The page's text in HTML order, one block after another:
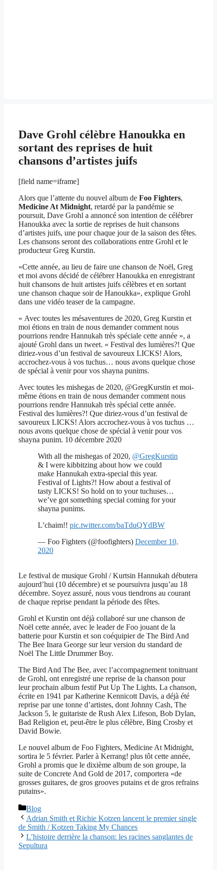
Dave Grohl célèbre Hanoukka en
sortant des reprises de huit
chansons d’artistes juifs
[field name=iframe]
Alors que l’attente du nouvel album de Foo Fighters,
Medicine At Midnight, retardé par la pandémie se
poursuit, Dave Grohl a annoncé son intention de célébrer
Hanoukka avec la sortie de reprises de huit chansons
d’artistes juifs, une pour chaque jour de la saison des fêtes.
Les chansons seront des collaborations entre Grohl et le
producteur Greg Kurstin.
«Cette année, au lieu de faire une chanson de Noël, Greg
et moi avons décidé de célébrer Hanoukka en enregistrant
huit chansons de huit artistes juifs célèbres et en sortant
une chanson chaque soir de Hanoukka», explique Grohl
dans une vidéo teaser de la campagne.
« Avec toutes les mésaventures de 2020, Greg Kurstin et
moi étions en train de nous demander comment nous
pourrions rendre Hannukah très spéciale cette année », a
ajouté Grohl dans un tweet. « Festival des lumières?! Que
diriez-vous d’un festival de savoureux LICKS! Alors,
accrochez-vous à vos tuchus… nous avons quelque chose
de spécial à venir pour vos shayna punims.
Avec toutes les mishegas de 2020, @GregKurstin et moi-
même étions en train de nous demander comment nous
pourrions rendre Hannukah très spécial cette année.
Festival des lumières?! Que diriez-vous d’un festival de
savoureux LICKS! Alors accrochez-vous à vos tuchus …
nous avons quelque chose de spécial à venir pour vos
shayna punim. 10 décembre 2020
With all the mishegas of 2020, @GregKurstin
& I were kibbitzing about how we could
make Hannukah extra-special this year.
Festival of Lights?! How about a festival of
tasty LICKS! So hold on to your tuchuses…
we’ve got something special coming for your
shayna punims.
L’chaim!! pic.twitter.com/baTduQYdBW
— Foo Fighters (@foofighters) December 10,
2020
Le festival de musique Grohl / Kurtsin Hannukah débutera
aujourd’hui (10 décembre) et se poursuivra jusqu’au 18
décembre. Soyez assuré, nous vous tiendrons au courant
de chaque reprise pendant la période des fêtes.
Grohl et Kurstin ont déjà collaboré sur une chanson de
Noël cette année, avec le leader de Foo jouant de la
batterie pour Kurstin et son coéquipier de The Bird And
The Bee Inara George sur leur version du standard de
Noël The Little Drummer Boy.
The Bird And The Bee, avec l’accompagnement tonitruant
de Grohl, ont enregistré une reprise de la chanson pour
leur prochain album festif Put Up The Lights. La chanson,
écrite en 1941 par Katherine Kennicott Davis, a déjà été
reprise par une tonne d’artistes, dont Johnny Cash, The
Jackson 5, le guitariste de Rush Alex Lifeson, Bob Dylan,
Bad Religion et, peut-être le plus célèbre, Bing Crosby et
David Bowie.
Le nouvel album de Foo Fighters, Medicine At Midnight,
sortira le 5 février. Parler à Kerrang! plus tôt cette année,
Grohl a promis que le dixième album de son groupe, la
suite de Concrete And Gold de 2017, comportera «de
grosses guitares, de gros grooves putains et de gros refrains
putains».
Catégories
Blog
Adrian Smith et Richie Kotzen lancent le premier single
de Smith / Kotzen Taking My Chances
L’histoire derrière la chanson: les racines sanglantes de
Sepultura